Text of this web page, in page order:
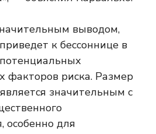
выводом,
к бессоннице в
риска. Размер
значительным с
особенно для